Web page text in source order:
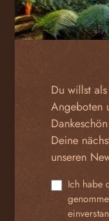
Du willst
Angeboten
Deine
unseren
Ich habe